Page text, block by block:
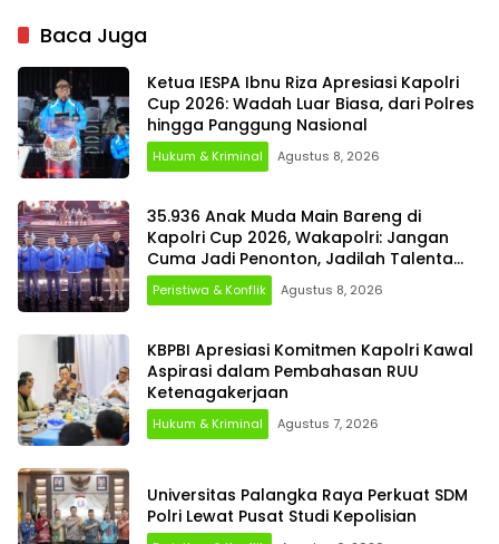
Baca Juga
Ketua IESPA Ibnu Riza Apresiasi Kapolri
Cup 2026: Wadah Luar Biasa, dari Polres
hingga Panggung Nasional
Hukum & Kriminal Agustus 8, 2026
35.936 Anak Muda Main Bareng di
Kapolri Cup 2026, Wakapolri: Jangan
Cuma Jadi Penonton, Jadilah Talenta
Digital
Peristiwa & Konflik Agustus 8, 2026
KBPBI Apresiasi Komitmen Kapolri Kawal
Aspirasi dalam Pembahasan RUU
Ketenagakerjaan
Hukum & Kriminal Agustus 7, 2026
Universitas Palangka Raya Perkuat SDM
Polri Lewat Pusat Studi Kepolisian